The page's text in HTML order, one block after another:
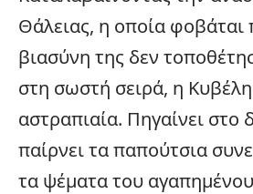
Θάλειας, η οποία
βιασύνη της δεν
στη σωστή σειρά, η
αστραπιαία. Πηγαίνει στο
παίρνει τα παπούτσια
τα ψέματα του